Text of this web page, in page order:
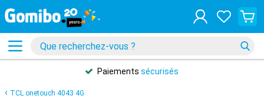
Paiements sécurisés
TCL onetouch 4043 4G